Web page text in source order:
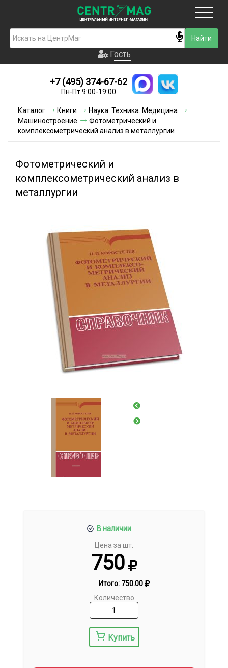
Гость
Новинки
Условия доставки
Условия оплаты
Акции и скидки
Гость
+7 (495) 374-67-62
Пн-Пт 9:00-19:00
Каталог Книги
Наука. Техника. Медицина
Машиностроение
Фотометрический и
комплексометрический анализ в металлургии
Фотометрический и
комплексометрический анализ в
металлургии
В наличии
Цена за шт.
750
Итого: 750.00
Количество
Купить